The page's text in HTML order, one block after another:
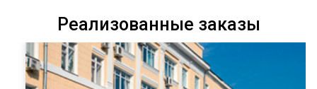
Реализованные заказы